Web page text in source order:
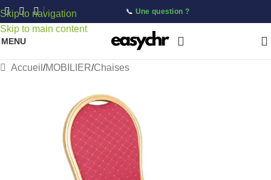
Skip to navigation
Skip to main content
📞 Une question ?
MENU
Accueil /MOBILIER/Chaises